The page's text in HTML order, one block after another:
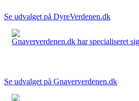
Se udvalget på DyreVerdenen.dk
Gnaververdenen.dk har specialiseret
Se udvalget på Gnaververdenen.dk